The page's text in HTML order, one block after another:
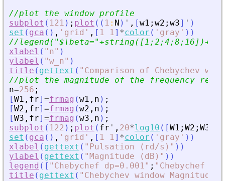
//plot the window profile
subplot ( 121 ) ; plot ( ( 1 : N ) ' , [w1 ; w2 ; w3] ' )
set ( gca ( ) , ' grid ' , [ 1 1] *color ( ' gray ' ) )
//legend( "$\beta="+string([1;2;4;8;16])+
xlabel ( " n" )
ylabel ( "w_n" )
title ( gettext ( " Comparison of Chebychev
//plot the magnitude of the frequency
n=256 ;
[W1 , fr] =frmag (w1 , n ) ;
[W2 , fr] =frmag (w2 , n ) ;
[W3 , fr] =frmag (w3 , n ) ;
subplot ( 122 ) ; plot ( fr ' , 20*log10 ( [W1 ; W2 ; W3
set ( gca ( ) , ' grid ' , [ 1 1] *color ( ' gray ' ) )
xlabel ( gettext ( " Pulsation (rd/s) " ) )
ylabel ( gettext ( "Magnitude (dB) " ) )
legend ( [ " Chebychef dp=0.001" ; " Chebychef
title ( gettext ( " Chebychev window Magnitude